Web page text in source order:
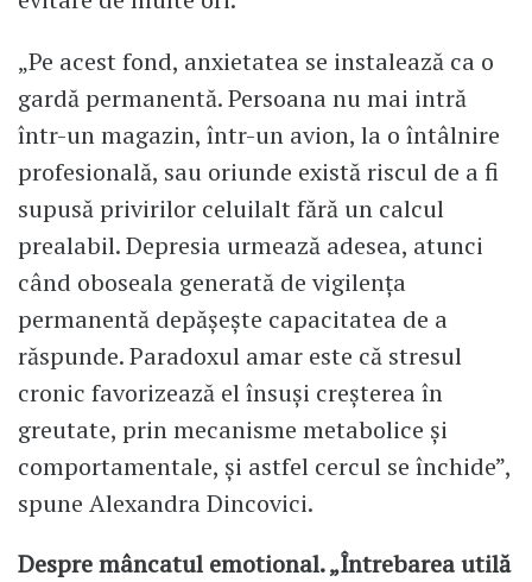
„Pe acest fond, anxietatea se instalează ca o
gardă permanentă. Persoana nu mai intră
într-un magazin, într-un avion, la o întâlnire
profesională, sau oriunde există riscul de a fi
supusă privirilor celuilalt fără un calcul
prealabil. Depresia urmează adesea, atunci
când oboseala generată de vigilența
permanentă depășește capacitatea de a
răspunde. Paradoxul amar este că stresul
cronic favorizează el însuși creșterea în
greutate, prin mecanisme metabolice și
comportamentale, și astfel cercul se închide”,
spune Alexandra Dincovici.
Despre mâncatul emotional. „Întrebarea utilă